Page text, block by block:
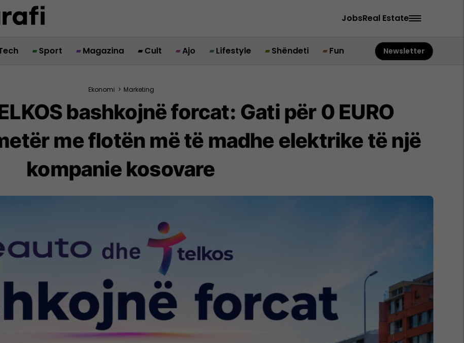
JobsReal Estate
Sport Magazina Cult Ajo Lifestyle Shëndeti Fun Newsletter
Ekonomi > Marketing
bashkojnë forcat: Gati për 0 EURO
me flotën më të madhe elektrike të një
kompanie kosovare